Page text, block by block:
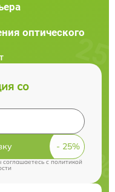
оптического
со
соглашаетесь cполитикой